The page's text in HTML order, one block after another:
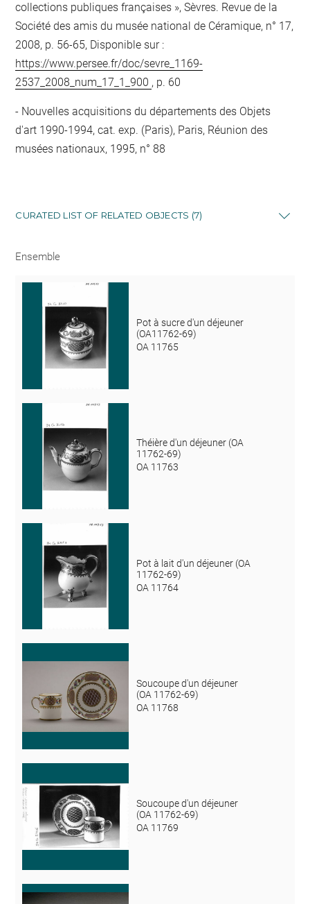
collections publiques françaises », Sèvres. Revue de la
Société des amis du musée national de Céramique, n° 17,
2008, p. 56-65, Disponible sur :
https://www.persee.fr/doc/sevre_1169-
2537_2008_num_17_1_900 , p. 60
Nouvelles acquisitions du départements des Objets
d'art 1990-1994, cat. exp. (Paris), Paris, Réunion des
musées nationaux, 1995, n° 88
CURATED LIST OF RELATED OBJECTS (7)
Ensemble
Pot à sucre d'un déjeuner
(OA11762-69)
OA 11765
Théière d'un déjeuner (OA
11762-69)
OA 11763
Pot à lait d'un déjeuner (OA
11762-69)
OA 11764
Soucoupe d'un déjeuner
(OA 11762-69)
OA 11768
Soucoupe d'un déjeuner
(OA 11762-69)
OA 11769